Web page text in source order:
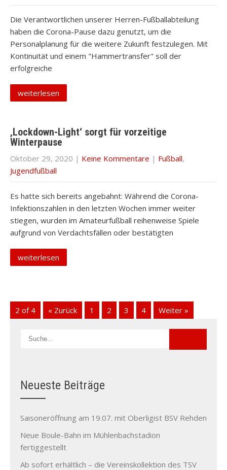
Die Verantwortlichen unserer Herren-Fußballabteilung
haben die Corona-Pause dazu genutzt, um die
Personalplanung für die weitere Zukunft festzulegen. Mit
Kontinuität und einem "Hammertransfer" soll der
erfolgreiche
weiterlesen
‚Lockdown-Light‘ sorgt für vorzeitige
Winterpause
Oktober 29, 2020 | Keine Kommentare | Fußball,
Jugendfußball
Es hatte sich bereits angebahnt: Während die Corona-
Infektionszahlen in den letzten Wochen immer weiter
stiegen, wurden im Amateurfußball reihenweise Spiele
aufgrund von Verdachtsfällen oder bestätigten
weiterlesen
2 of 4 « Zurück 1 2 3 4 Weiter »
Neueste Beiträge
Saisoneröffnung am 19.07. mit Oberligist BSV Rehden
Neue Boule-Bahn im Mühlenbachstadion
fertiggestellt
Ab sofort erhältlich – die Vereinskollektion des TSV